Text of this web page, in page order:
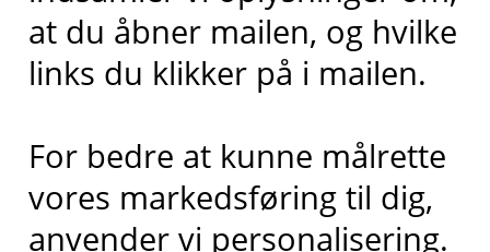
at du åbner mailen, og hvilke
links du klikker på i mailen.
For bedre at kunne målrette
vores markedsføring til dig,
anvender vi personalisering.